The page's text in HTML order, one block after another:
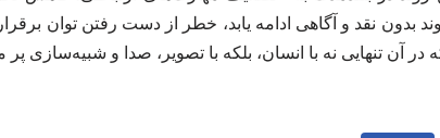
بدون نقد و آگاهی ادامه یابد، خطر از دست رفتن توان
در آن تنهایی نه با انسان، بلکه با تصویر، صدا و شبیه‌سازی